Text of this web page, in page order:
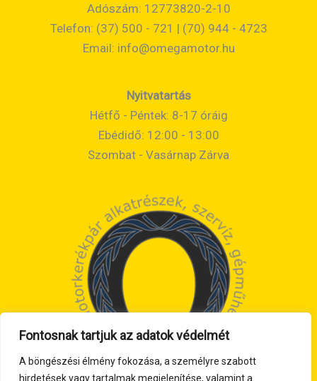
Fontosnak tartjuk az adatok védelmét
A böngészési élmény fokozása, a személyre szabott
hirdetések vagy tartalmak megjelenítése, valamint a
Adószám: 12773820-2-10
Telefon: (37) 500 - 721 | (70) 944 - 4723
Email: info@omegamotor.hu
Nyitvatartás
Hétfő - Péntek: 8-17 óráig
Ebédidő: 12:00 - 13:00
Szombat - Vasárnap Zárva